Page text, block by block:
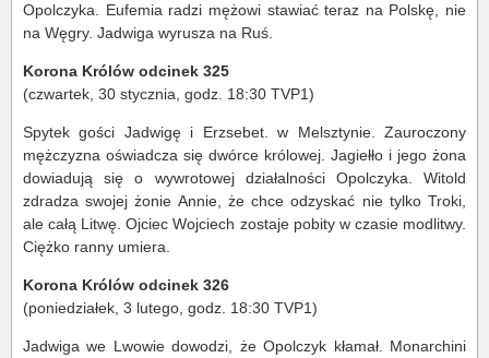
Opolczyka. Eufemia radzi mężowi stawiać teraz na Polskę, nie
na Węgry. Jadwiga wyrusza na Ruś.
Korona Królów odcinek 325
(czwartek, 30 stycznia, godz. 18:30 TVP1)
Spytek gości Jadwigę i Erzsebet. w Melsztynie. Zauroczony
mężczyzna oświadcza się dwórce królowej. Jagiełło i jego żona
dowiadują się o wywrotowej działalności Opolczyka. Witold
zdradza swojej żonie Annie, że chce odzyskać nie tylko Troki,
ale całą Litwę. Ojciec Wojciech zostaje pobity w czasie modlitwy.
Ciężko ranny umiera.
Korona Królów odcinek 326
(poniedziałek, 3 lutego, godz. 18:30 TVP1)
Jadwiga we Lwowie dowodzi, że Opolczyk kłamał. Monarchini